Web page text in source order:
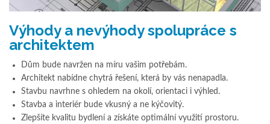
Výhody a nevýhody spolupráce s
architektem
Dům bude navržen na míru vašim potřebám.
Architekt nabídne chytrá řešení, která by vás nenapadla.
Stavbu navrhne s ohledem na okolí, orientaci i výhled.
Stavba a interiér bude vkusný a ne kýčovitý.
Zlepšíte kvalitu bydlení a získáte optimální využití prostoru.